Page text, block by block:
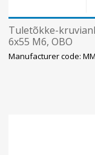
Tuletõkke-
6x55 M6, OBO
Manufacturer code: